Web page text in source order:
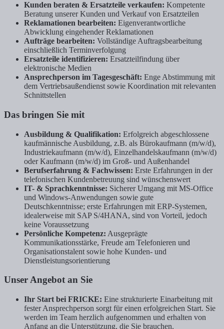
Kunden beraten & Ersatzteile verkaufen: Kompetente
Beratung unserer Kunden und Verkauf von Ersatzteilen
Reklamationen bearbeiten: Eigenverantwortliche
Abwicklung eingehender Reklamationen
Aufträge bearbeiten: Vollständige Auftragsbearbeitung
einschließlich Terminverfolgung
Ersatzteile identifizieren: Ersatzteilfindung über
elektronische Medien
Ansprechperson im Tagesgeschäft: Enge Abstimmung mit
dem Vertriebsaußendienst sowie Koordination mit relevanten
Schnittstellen
Das bringen Sie mit
Ausbildung & Qualifikation: Erfolgreich abgeschlossene
kaufmännische Ausbildung, z.B. als Bürokaufmann (m/w/d),
Industriekaufmann (m/w/d), Einzelhandelskaufmann (m/w/d)
oder Kaufmann (m/w/d) im Groß- und Außenhandel
Berufserfahrung & Fachwissen: Erste Erfahrungen in der
telefonischen Kundenbetreuung sind wünschenswert
IT- & Sprachkenntnisse: Sicherer Umgang mit MS-Office
und Windows-Anwendungen sowie gute
Deutschkenntnisse; erste Erfahrungen mit ERP-Systemen,
idealerweise mit SAP S/4HANA, sind von Vorteil, jedoch
keine Voraussetzung
Persönliche Kompetenz: Ausgeprägte
Kommunikationsstärke, Freude am Telefonieren und
Organisationstalent sowie hohe Kunden- und
Dienstleistungsorientierung
Unser Angebot an Sie
Ihr Start bei FRICKE: Eine strukturierte Einarbeitung mit
fester Ansprechperson sorgt für einen erfolgreichen Start. Sie
werden im Team herzlich aufgenommen und erhalten von
Anfang an die Unterstützung, die Sie brauchen.